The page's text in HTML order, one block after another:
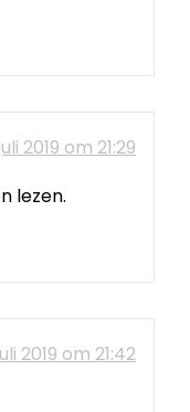
2019 om 21:29
lezen.
2019 om 21:42